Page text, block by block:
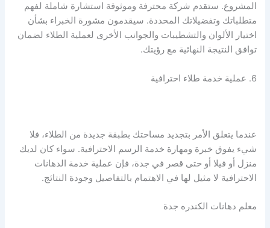
المشروع. ستقدم شركة محترفة وموثوقة استشارة شاملة لفهم
متطلباتك وتفضيلاتك المحددة. سيقدمون مشورة الخبراء بشأن
اختيار الألوان والتشطيبات والجوانب الأخرى لعملية الطلاء لضمان
توافق النتيجة النهائية مع رؤيتك.
6. عملية خدمة طلاء احترافية
عندما يتعلق الأمر بتجديد مساحتك بطبقة جديدة من الطلاء، فلا
شيء يفوق خبرة ومهارة خدمة الرسم الاحترافية. سواء كان لديك
منزل أو فيلا أو حتى قصر في جدة، فإن عملية خدمة الدهانات
الاحترافية لا مثيل لها في الاهتمام بالتفاصيل وجودة النتائج.
معلم دهانات الكندره جدة